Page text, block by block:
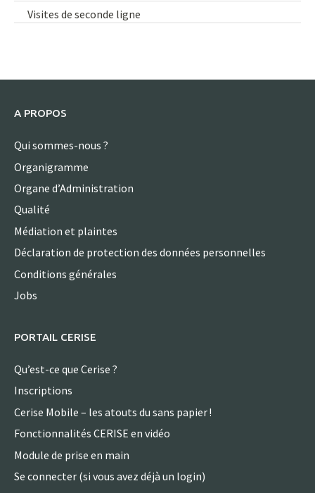
Visites de seconde ligne
A PROPOS
Qui sommes-nous ?
Organigramme
Organe d’Administration
Qualité
Médiation et plaintes
Déclaration de protection des données personnelles
Conditions générales
Jobs
PORTAIL CERISE
Qu’est-ce que Cerise ?
Inscriptions
Cerise Mobile – les atouts du sans papier !
Fonctionnalités CERISE en vidéo
Module de prise en main
Se connecter (si vous avez déjà un login)